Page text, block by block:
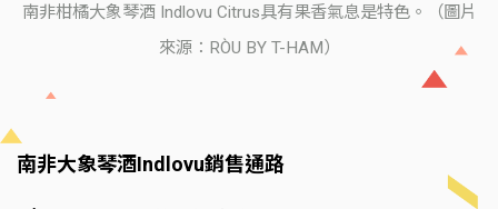
南非柑橘大象琴酒 Indlovu Citrus具有果香氣息是特色。（圖片
來源：RÒU BY T-HAM）
南非大象琴酒Indlovu銷售通路